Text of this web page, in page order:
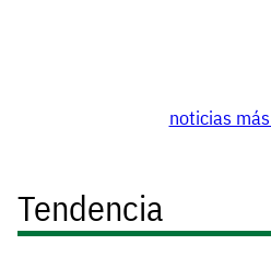
noticias
Tendencia